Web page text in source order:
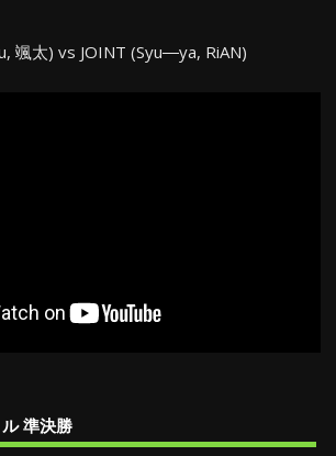
颯太) vs JOINT (Syu―ya, RiAN)
準決勝